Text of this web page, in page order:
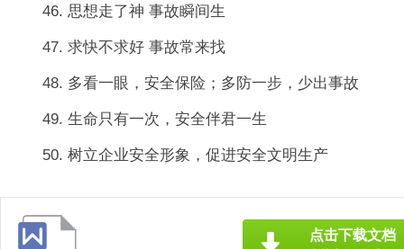
46. 思想走了神 事故瞬间生
47. 求快不求好 事故常来找
48. 多看一眼，安全保险；多防一步，少出事故
49. 生命只有一次，安全伴君一生
50. 树立企业安全形象，促进安全文明生产
点击下载文档